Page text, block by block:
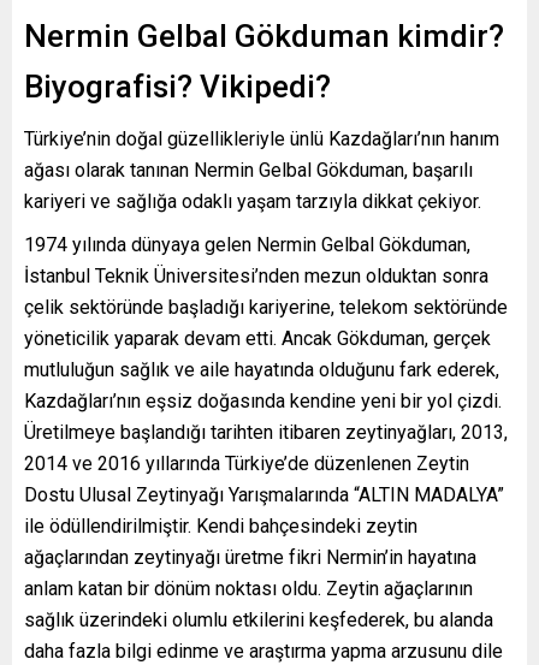
Nermin Gelbal Gökduman kimdir?
Biyografisi? Vikipedi?
Türkiye’nin doğal güzellikleriyle ünlü Kazdağları’nın hanım
ağası olarak tanınan Nermin Gelbal Gökduman, başarılı
kariyeri ve sağlığa odaklı yaşam tarzıyla dikkat çekiyor.
1974 yılında dünyaya gelen Nermin Gelbal Gökduman,
İstanbul Teknik Üniversitesi’nden mezun olduktan sonra
çelik sektöründe başladığı kariyerine, telekom sektöründe
yöneticilik yaparak devam etti. Ancak Gökduman, gerçek
mutluluğun sağlık ve aile hayatında olduğunu fark ederek,
Kazdağları’nın eşsiz doğasında kendine yeni bir yol çizdi.
Üretilmeye başlandığı tarihten itibaren zeytinyağları, 2013,
2014 ve 2016 yıllarında Türkiye’de düzenlenen Zeytin
Dostu Ulusal Zeytinyağı Yarışmalarında “ALTIN ​​MADALYA”
ile ödüllendirilmiştir. Kendi bahçesindeki zeytin
ağaçlarından zeytinyağı üretme fikri Nermin’in hayatına
anlam katan bir dönüm noktası oldu. Zeytin ağaçlarının
sağlık üzerindeki olumlu etkilerini keşfederek, bu alanda
daha fazla bilgi edinme ve araştırma yapma arzusunu dile